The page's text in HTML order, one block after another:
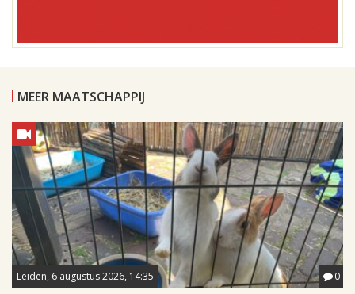
MEER MAATSCHAPPIJ
Leiden, 6 augustus 2026, 14:35 0